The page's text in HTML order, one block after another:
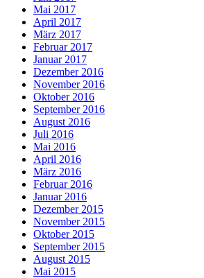
Mai 2017
April 2017
März 2017
Februar 2017
Januar 2017
Dezember 2016
November 2016
Oktober 2016
September 2016
August 2016
Juli 2016
Mai 2016
April 2016
März 2016
Februar 2016
Januar 2016
Dezember 2015
November 2015
Oktober 2015
September 2015
August 2015
Mai 2015